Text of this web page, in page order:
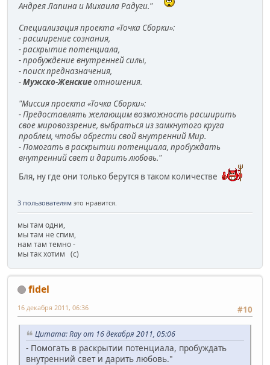
Андрея Лапина и Михаила Радуги."
Специализация проекта «Точка Сборки»:
- расширение сознания,
- раскрытие потенциала,
- пробуждение внутренней силы,
- поиск предназначения,
-Мужско-Женскиеотношения.
"Миссия проекта «Точка Сборки»:
- Предоставлять желающим возможность расширить
свое мировоззрение, выбраться из замкнутого круга
проблем, чтобы обрести свой внутренний Мир.
- Помогать в раскрытии потенциала, пробуждать
внутренний свет и дарить любовь."
Бля, ну где они только берутся в таком количестве
3 пользователям это нравится.
мы там одни,
мы там не спим,
нам там темно -
мы так хотим (с)
fidel
#10
16 декабря 2011, 06:36
Цитата: Ray от 16 декабря 2011, 05:06
- Помогать в раскрытии потенциала, пробуждать
внутренний свет и дарить любовь."